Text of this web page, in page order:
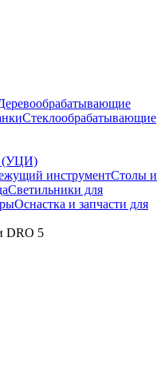
Стеклообрабатывающие
(УЦИ)
инструментСтолы и
Светильники для
Оснастка и запчасти для
DRO 5